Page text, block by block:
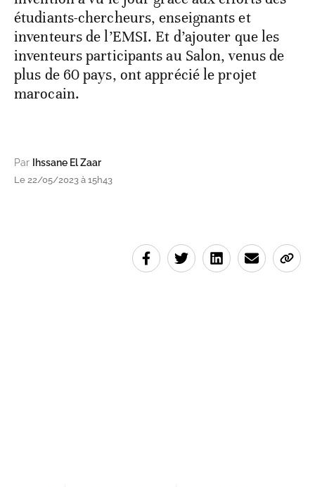
étudiants-chercheurs, enseignants et
inventeurs de l’EMSI. Et d’ajouter que les
inventeurs participants au Salon, venus de
plus de 60 pays, ont apprécié le projet
marocain.
Par Ihssane El Zaar
Le 22/05/2023 à 15h43